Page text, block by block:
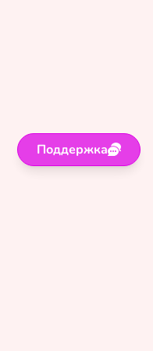
Поддержка